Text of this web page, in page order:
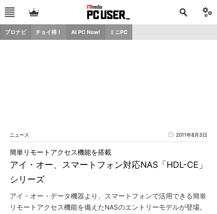
プロナビ チョイ得！ AI PC Now! ミニPC
ニュース 2011年8月3日
アイ・オー、スマートフォン対応NAS「HDL-CE」
シリーズ
簡単リモートアクセス機能を搭載
アイ・オー・データ機器より、スマートフォンで活用できる簡単
リモートアクセス機能を備えたNASのエントリーモデルが登場。